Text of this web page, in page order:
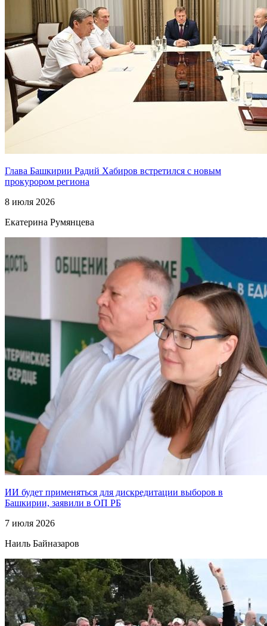
Глава Башкирии Радий Хабиров встретился с новым
прокурором региона
8 июля 2026
Екатерина Румянцева
ИИ будет применяться для дискредитации выборов в
Башкирии, заявили в ОП РБ
7 июля 2026
Наиль Байназаров